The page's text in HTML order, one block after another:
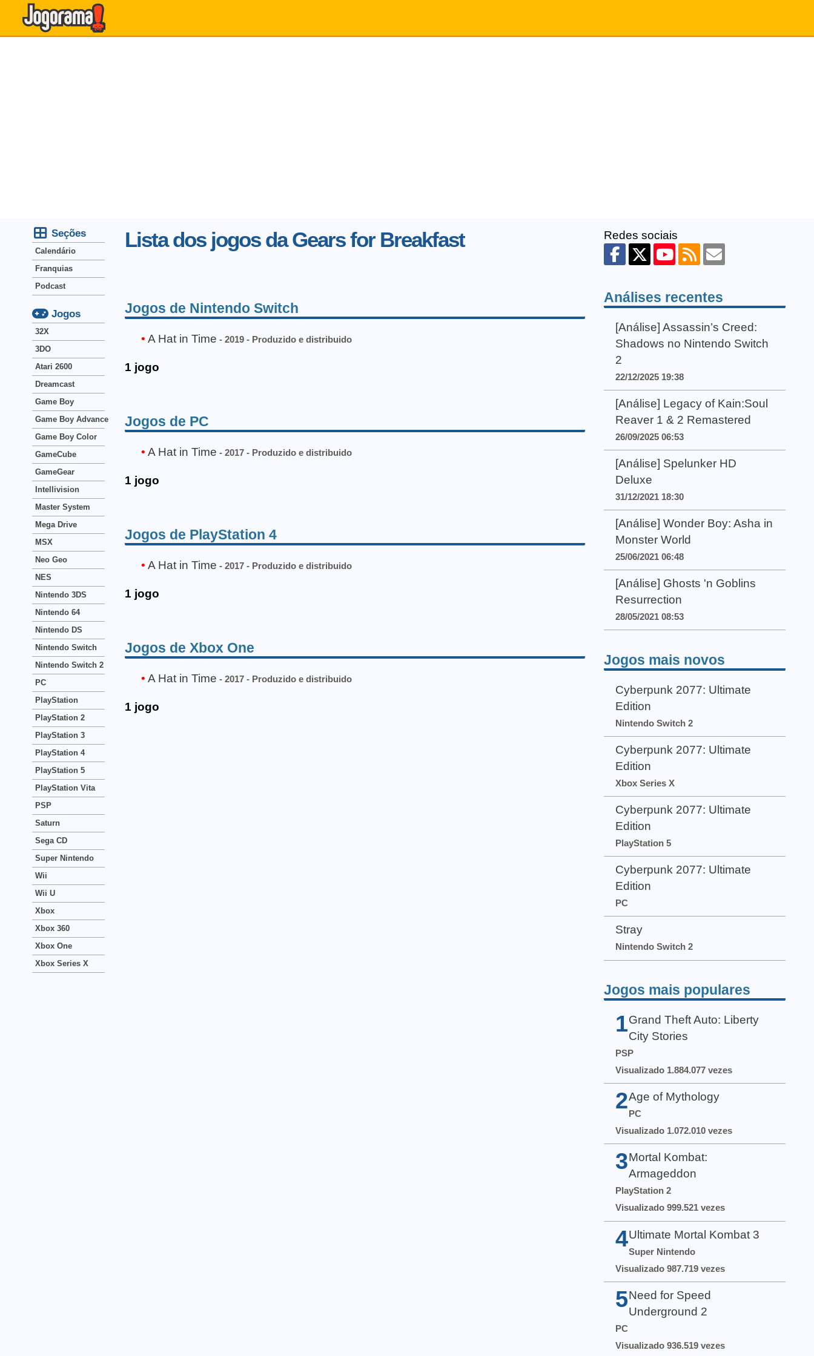
Lista dos jogos da Gears for Breakfast
Jogos de Nintendo Switch
A Hat in Time - 2019 - Produzido e distribuido
1 jogo
Jogos de PC
A Hat in Time - 2017 - Produzido e distribuido
1 jogo
Jogos de PlayStation 4
A Hat in Time - 2017 - Produzido e distribuido
1 jogo
Jogos de Xbox One
A Hat in Time - 2017 - Produzido e distribuido
1 jogo
Seções
Calendário
Franquias
Podcast
Jogos
32X
3DO
Atari 2600
Dreamcast
Game Boy
Game Boy Advance
Game Boy Color
GameCube
GameGear
Intellivision
Master System
Mega Drive
MSX
Neo Geo
NES
Nintendo 3DS
Nintendo 64
Nintendo DS
Nintendo Switch
Nintendo Switch 2
PC
PlayStation
PlayStation 2
PlayStation 3
PlayStation 4
PlayStation 5
PlayStation Vita
PSP
Saturn
Sega CD
Super Nintendo
Wii
Wii U
Xbox
Xbox 360
Xbox One
Xbox Series X
Redes sociais
Análises recentes
[Análise] Assassin’s Creed:
Shadows no Nintendo Switch
2
22/12/2025 19:38
[Análise] Legacy of Kain:Soul
Reaver 1 & 2 Remastered
26/09/2025 06:53
[Análise] Spelunker HD
Deluxe
31/12/2021 18:30
[Análise] Wonder Boy: Asha in
Monster World
25/06/2021 06:48
[Análise] Ghosts 'n Goblins
Resurrection
28/05/2021 08:53
Jogos mais novos
Cyberpunk 2077: Ultimate
Edition
Nintendo Switch 2
Cyberpunk 2077: Ultimate
Edition
Xbox Series X
Cyberpunk 2077: Ultimate
Edition
PlayStation 5
Cyberpunk 2077: Ultimate
Edition
PC
Stray
Nintendo Switch 2
Jogos mais populares
1 Grand Theft Auto: Liberty
City Stories
PSP
Visualizado 1.884.077 vezes
2Age of Mythology
PC
Visualizado 1.072.010 vezes
3 Mortal Kombat:
Armageddon
PlayStation 2
Visualizado 999.521 vezes
4 Ultimate Mortal Kombat 3
Super Nintendo
Visualizado 987.719 vezes
5 Need for Speed
Underground 2
PC
Visualizado 936.519 vezes